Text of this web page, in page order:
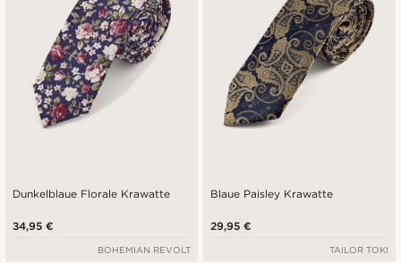
Höchster Preis
Dunkelblaue Florale Krawatte
34,95 €
BOHEMIAN REVOLT
Blaue Paisley Krawatte
29,95 €
TAILOR TOKI